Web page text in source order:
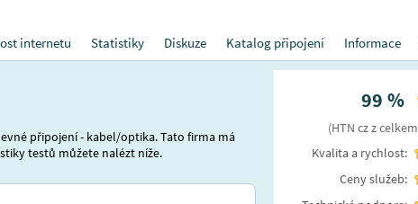
internetu
Statistiky Diskuze Katalog připojení Informace
připojení - kabel/optika. Tato firma má
testů můžete nalézt níže.
99 %
(HTN czz celkem
Kvalita a rychlost:
Ceny služeb: